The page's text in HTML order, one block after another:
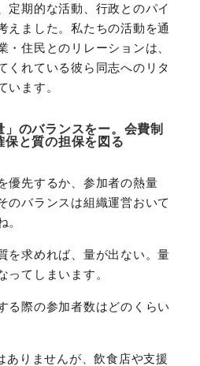
定期的な活動、行政とのパイ
えました。私たちの活動を通
・住民とのリレーションは、
くれている彼ら同志へのリタ
います。
のバランスをー。会費制
と質の担保を図る
優先するか、参加者の熱量
のバランスは組織運営おいて
。
を求めれば、量が出ない。量
ってしまいます。
る際の参加者数はどのくらい
ありませんが、飲食店や支援